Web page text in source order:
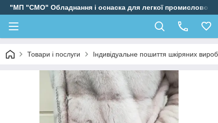
"МП "СМО" Обладнання і оснаска для легкої промисловості
Товари і послуги Індивідуальне пошиття шкіряних